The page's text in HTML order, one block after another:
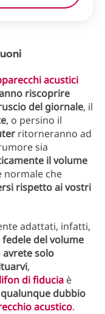
acustici
riscoprire
del giornale, il
, o persino il
ritorneranno ad
sia
il volume
normale che
rispetto ai vostri
adattati, infatti,
del volume
avrete solo
,
di fiducia è
qualunque dubbio
acustico.